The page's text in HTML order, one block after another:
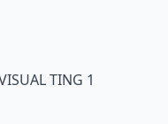
TING 1